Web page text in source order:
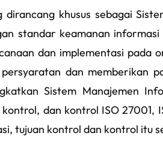
khusus sebagai
standar keamanan informasi
dan implementasi pada
dan memberikan
Sistem Manajemen
dan kontrol ISO 27001,
tujuan kontrol dan kontrol itu